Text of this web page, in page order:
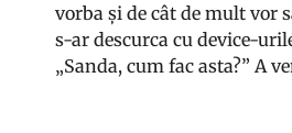
vorba și de cât de mult vor
s-ar descurca cu device-
„Sanda, cum fac asta?” A